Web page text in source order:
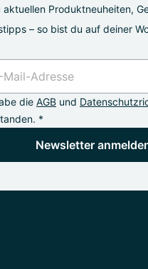
aktuellen Produktneuheiten,
– so bist du auf deiner
die AGB und
*
Newsletter